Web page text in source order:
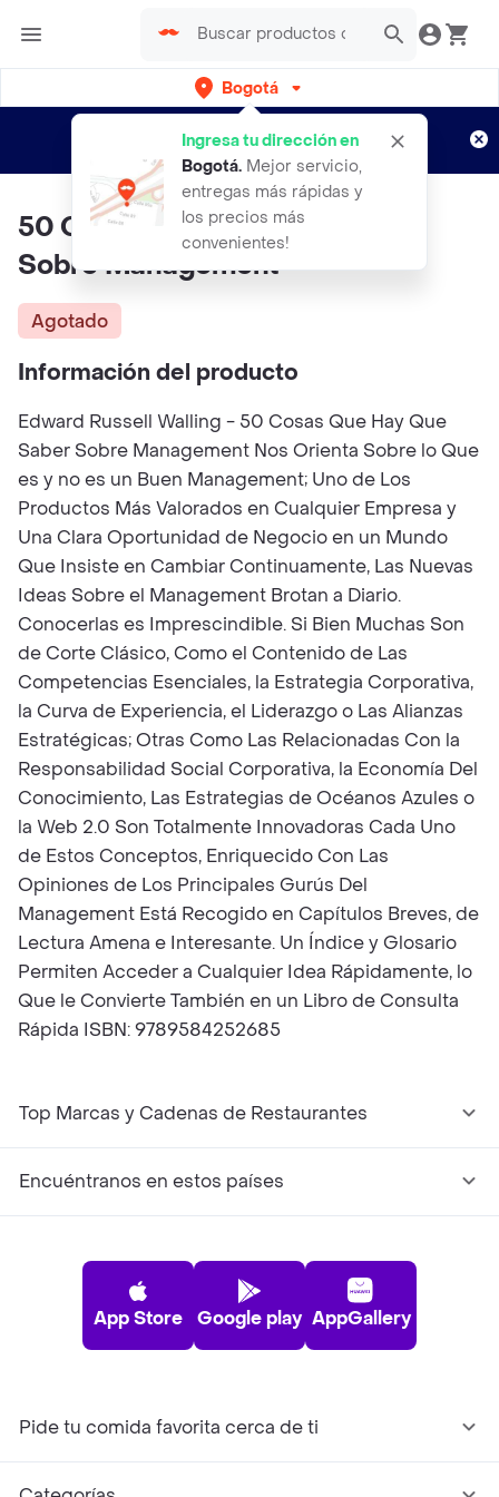
Bogotá
Ingresa tu dirección en
Bogotá. Mejor servicio,
entregas más rápidas y
los precios más
convenientes!
envíos gratis por semanas
Aplican TyC
50 Cosas Que Hay Que Saber
Sobre Management
Agotado
Información del producto
Edward Russell Walling - 50 Cosas Que Hay Que
Saber Sobre Management Nos Orienta Sobre lo Que
es y no es un Buen Management; Uno de Los
Productos Más Valorados en Cualquier Empresa y
Una Clara Oportunidad de Negocio en un Mundo
Que Insiste en Cambiar Continuamente, Las Nuevas
Ideas Sobre el Management Brotan a Diario.
Conocerlas es Imprescindible. Si Bien Muchas Son
de Corte Clásico, Como el Contenido de Las
Competencias Esenciales, la Estrategia Corporativa,
la Curva de Experiencia, el Liderazgo o Las Alianzas
Estratégicas; Otras Como Las Relacionadas Con la
Responsabilidad Social Corporativa, la Economía Del
Conocimiento, Las Estrategias de Océanos Azules o
la Web 2.0 Son Totalmente Innovadoras Cada Uno
de Estos Conceptos, Enriquecido Con Las
Opiniones de Los Principales Gurús Del
Management Está Recogido en Capítulos Breves, de
Lectura Amena e Interesante. Un Índice y Glosario
Permiten Acceder a Cualquier Idea Rápidamente, lo
Que le Convierte También en un Libro de Consulta
Rápida ISBN: 9789584252685
Top Marcas y Cadenas de Restaurantes
Encuéntranos en estos países
App Store Google play AppGallery
Pide tu comida favorita cerca de ti